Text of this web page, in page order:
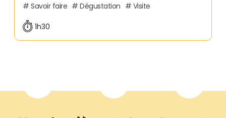
Savoir faire
Dégustation Visite
1h30